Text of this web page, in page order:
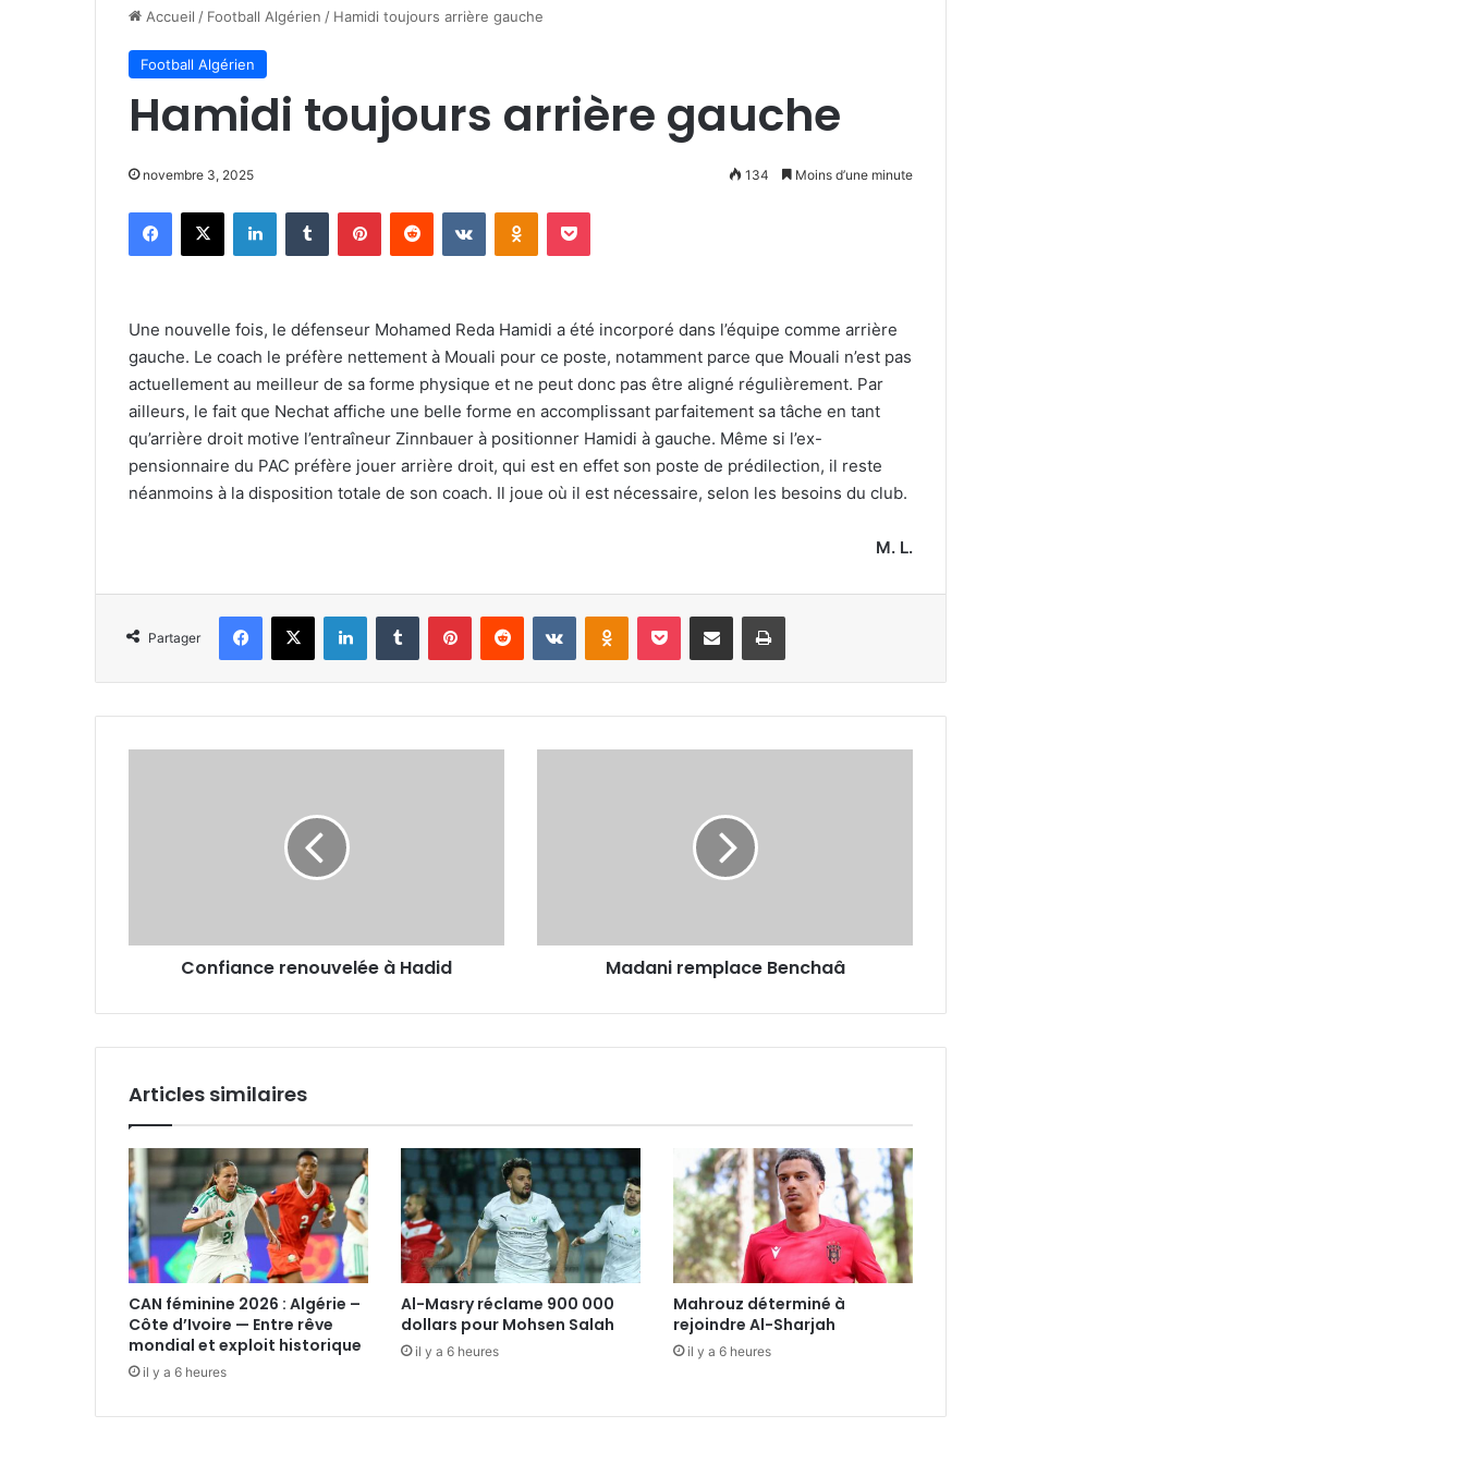
Accueil / Football Algérien / Hamidi toujours arrière gauche
Football Algérien
Hamidi toujours arrière gauche
novembre 3, 2025 134 Moins d’une minute
Facebook
X LinkedinTumblr PinterestReddit VKontakteOdnoklassniki
Pocket
Une nouvelle fois, le défenseur Mohamed Reda Hamidi a été incorporé dans l’équipe comme arrière
gauche. Le coach le préfère nettement à Mouali pour ce poste, notamment parce que Mouali n’est pas
actuellement au meilleur de sa forme physique et ne peut donc pas être aligné régulièrement. Par
ailleurs, le fait que Nechat affiche une belle forme en accomplissant parfaitement sa tâche en tant
qu’arrière droit motive l’entraîneur Zinnbauer à positionner Hamidi à gauche. Même si l’ex-
pensionnaire du PAC préfère jouer arrière droit, qui est en effet son poste de prédilection, il reste
néanmoins à la disposition totale de son coach. Il joue où il est nécessaire, selon les besoins du club.
M. L.
Partager
Facebook
X LinkedinTumblr PinterestReddit VKontakteOdnoklassniki
Pocket Partager par email Imprimer
Confiance renouvelée à Hadid Madani remplace Benchaâ
Articles similaires
CAN féminine 2026 : Algérie –
Côte d’Ivoire — Entre rêve
mondial et exploit historique
il y a 6 heures
Al-Masry réclame 900 000
dollars pour Mohsen Salah
il y a 6 heures
Mahrouz déterminé à
rejoindre Al-Sharjah
il y a 6 heures